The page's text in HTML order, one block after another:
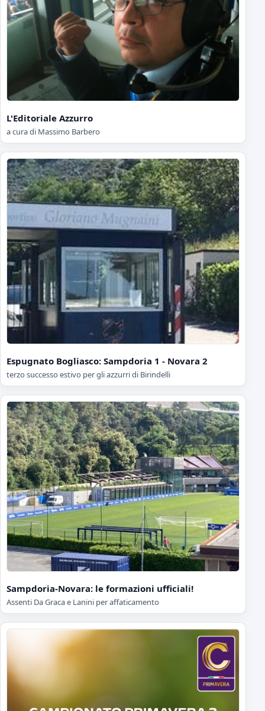
L'Editoriale Azzurro
a cura di Massimo Barbero
Espugnato Bogliasco: Sampdoria 1 - Novara 2
terzo successo estivo per gli azzurri di Birindelli
Sampdoria-Novara: le formazioni ufficiali!
Assenti Da Graca e Lanini per affaticamento